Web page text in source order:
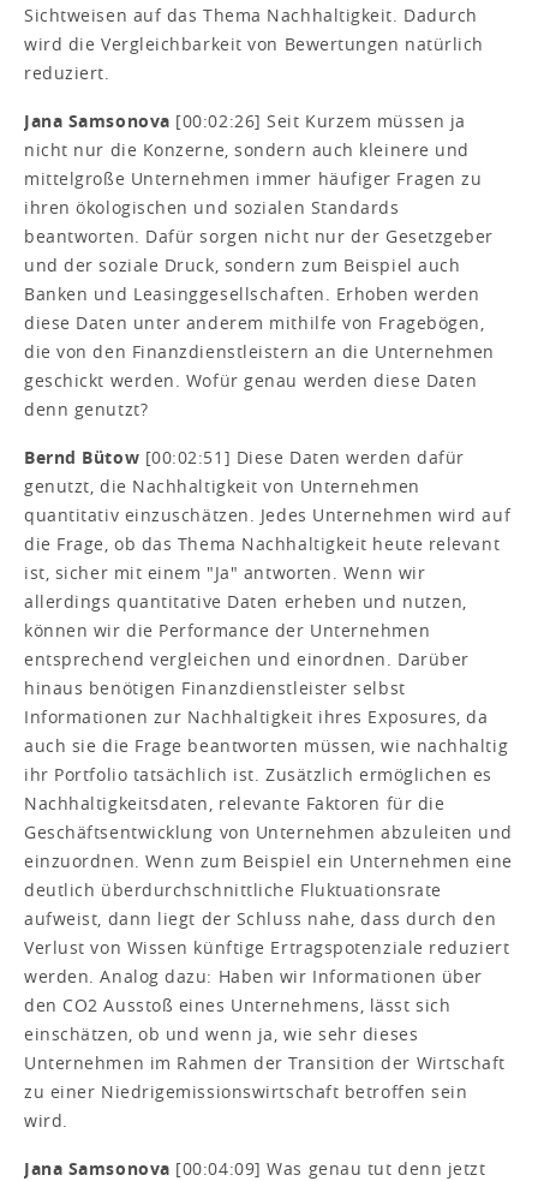
Sichtweisen auf das Thema Nachhaltigkeit. Dadurch
wird die Vergleichbarkeit von Bewertungen natürlich
reduziert.
Jana Samsonova [00:02:26] Seit Kurzem müssen ja
nicht nur die Konzerne, sondern auch kleinere und
mittelgroße Unternehmen immer häufiger Fragen zu
ihren ökologischen und sozialen Standards
beantworten. Dafür sorgen nicht nur der Gesetzgeber
und der soziale Druck, sondern zum Beispiel auch
Banken und Leasinggesellschaften. Erhoben werden
diese Daten unter anderem mithilfe von Fragebögen,
die von den Finanzdienstleistern an die Unternehmen
geschickt werden. Wofür genau werden diese Daten
denn genutzt?
Bernd Bütow [00:02:51] Diese Daten werden dafür
genutzt, die Nachhaltigkeit von Unternehmen
quantitativ einzuschätzen. Jedes Unternehmen wird auf
die Frage, ob das Thema Nachhaltigkeit heute relevant
ist, sicher mit einem "Ja" antworten. Wenn wir
allerdings quantitative Daten erheben und nutzen,
können wir die Performance der Unternehmen
entsprechend vergleichen und einordnen. Darüber
hinaus benötigen Finanzdienstleister selbst
Informationen zur Nachhaltigkeit ihres Exposures, da
auch sie die Frage beantworten müssen, wie nachhaltig
ihr Portfolio tatsächlich ist. Zusätzlich ermöglichen es
Nachhaltigkeitsdaten, relevante Faktoren für die
Geschäftsentwicklung von Unternehmen abzuleiten und
einzuordnen. Wenn zum Beispiel ein Unternehmen eine
deutlich überdurchschnittliche Fluktuationsrate
aufweist, dann liegt der Schluss nahe, dass durch den
Verlust von Wissen künftige Ertragspotenziale reduziert
werden. Analog dazu: Haben wir Informationen über
den CO2 Ausstoß eines Unternehmens, lässt sich
einschätzen, ob und wenn ja, wie sehr dieses
Unternehmen im Rahmen der Transition der Wirtschaft
zu einer Niedrigemissionswirtschaft betroffen sein
wird.
Jana Samsonova [00:04:09] Was genau tut denn jetzt